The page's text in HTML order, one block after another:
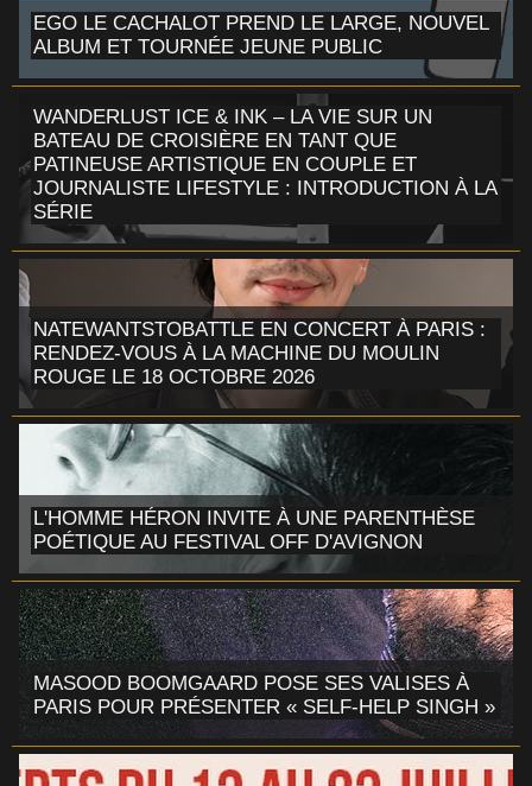
EGO LE CACHALOT PREND LE LARGE, NOUVEL
ALBUM ET TOURNÉE JEUNE PUBLIC
WANDERLUST ICE & INK – LA VIE SUR UN
BATEAU DE CROISIÈRE EN TANT QUE
PATINEUSE ARTISTIQUE EN COUPLE ET
JOURNALISTE LIFESTYLE : INTRODUCTION À LA
SÉRIE
NATEWANTSTOBATTLE EN CONCERT À PARIS :
RENDEZ-VOUS À LA MACHINE DU MOULIN
ROUGE LE 18 OCTOBRE 2026
L'HOMME HÉRON INVITE À UNE PARENTHÈSE
POÉTIQUE AU FESTIVAL OFF D'AVIGNON
MASOOD BOOMGAARD POSE SES VALISES À
PARIS POUR PRÉSENTER « SELF-HELP SINGH »